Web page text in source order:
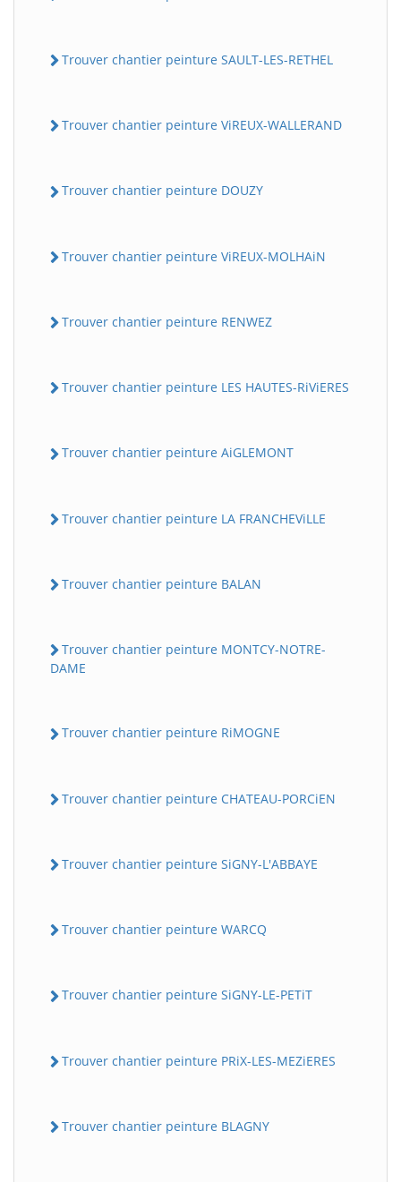
Trouver chantier peinture SAULT-LES-RETHEL
Trouver chantier peinture ViREUX-WALLERAND
Trouver chantier peinture DOUZY
Trouver chantier peinture ViREUX-MOLHAiN
Trouver chantier peinture RENWEZ
Trouver chantier peinture LES HAUTES-RiViERES
Trouver chantier peinture AiGLEMONT
Trouver chantier peinture LA FRANCHEViLLE
Trouver chantier peinture BALAN
Trouver chantier peinture MONTCY-NOTRE-
DAME
Trouver chantier peinture RiMOGNE
Trouver chantier peinture CHATEAU-PORCiEN
Trouver chantier peinture SiGNY-L'ABBAYE
Trouver chantier peinture WARCQ
Trouver chantier peinture SiGNY-LE-PETiT
Trouver chantier peinture PRiX-LES-MEZiERES
Trouver chantier peinture BLAGNY